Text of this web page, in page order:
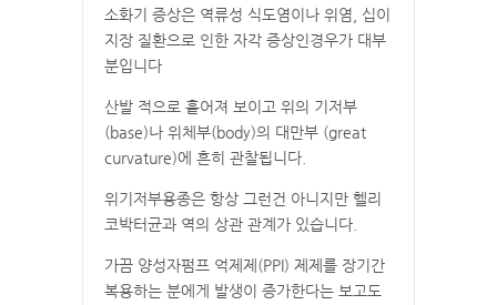
소화기 증상은 역류성 식도염이나 위염, 십이
지장 질환으로 인한 자각 증상인경우가 대부
분입니다
산발 적으로 흩어져 보이고 위의 기저부
(base)나 위체부(body)의 대만부 (great
curvature)에 흔히 관찰됩니다.
위기저부용종은 항상 그런건 아니지만 헬리
코박터균과 역의 상관 관계가 있습니다.
가끔 양성자펌프 억제제(PPI) 제제를 장기간
복용하는 분에게 발생이 증가한다는 보고도